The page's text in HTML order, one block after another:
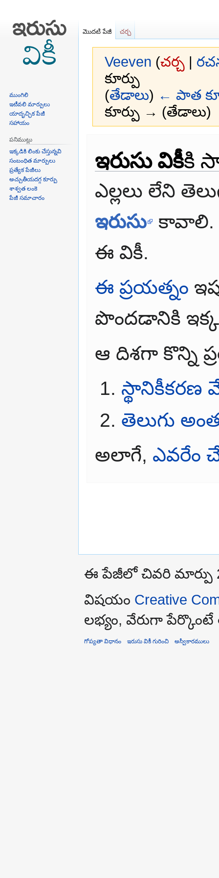
Veeven (చర్చ |
కూర్పు
(తేడాలు) ← పాత
కూర్పు → (తేడాలు)
navigation
search
ఇరుసు వికీ‌కి
ఎల్లలు లేని
ఇరుసు కావాలి.
ఈ వికీ.
ఈ ప్రయత్నం
పొందడానికి
ఆ దిశగా కొన్ని
స్థానికీకరణ
తెలుగు
అలాగే, ఎవరేం
మొదటి పేజీ చర్చ
ముంగిలి
ఇటీవలి మార్పులు
యాదృచ్ఛిక పేజీ
సహాయం
పనిముట్లు
ఇక్కడికి లింకు చేస్తున్నవి
సంబంధిత మార్పులు
ప్రత్యేక పేజీలు
అచ్చుతీయదగ్గ కూర్పు
శాశ్వత లంకె
పేజీ సమాచారం
ఈ పేజీలో చివరి మార్పు
విషయం Creative
లభ్యం, వేరుగా పేర్కొంటే
గోప్యతా విధానం ఇరుసు వికీ గురించి అస్వీకారములు